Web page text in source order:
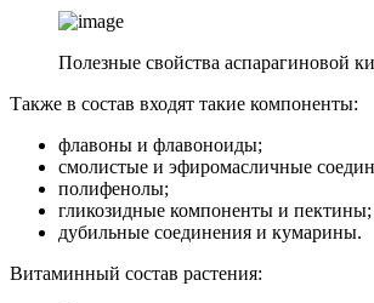
Полезные свойства аспарагиновой
Также в состав входят такие компоненты:
флавоны и флавоноиды;
смолистые и эфиромасличные
полифенолы;
гликозидные компоненты и пектины;
дубильные соединения и кумарины.
Витаминный состав растения: